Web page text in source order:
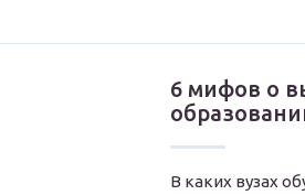
6 мифов о
В каких вузах